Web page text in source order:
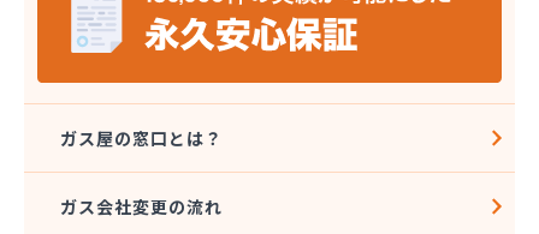
業所
伊藤忠エネクスホームライフ中部株式会社 名古屋
稲垣商事
稲垣商店
栄燃料合資会社
ガス屋の窓口とは？
ガス会社変更の流れ